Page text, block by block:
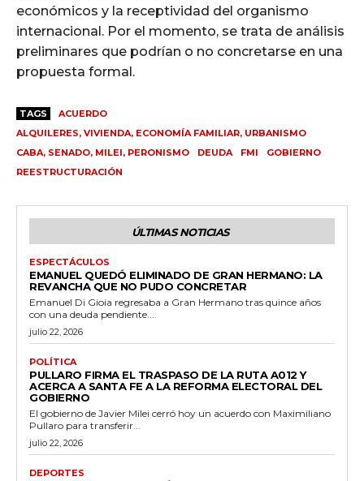
económicos y la receptividad del organismo
internacional. Por el momento, se trata de análisis
preliminares que podrían o no concretarse en una
propuesta formal.
TAGS
ACUERDO
ALQUILERES, VIVIENDA, ECONOMÍA FAMILIAR, URBANISMO
CABA, SENADO, MILEI, PERONISMO
DEUDA FMI
GOBIERNO
REESTRUCTURACIÓN
ÚLTIMAS NOTICIAS
ESPECTÁCULOS
EMANUEL QUEDÓ ELIMINADO DE GRAN HERMANO: LA
REVANCHA QUE NO PUDO CONCRETAR
Emanuel Di Gioia regresaba a Gran Hermano tras quince años
con una deuda pendiente....
julio 22, 2026
POLÍTICA
PULLARO FIRMA EL TRASPASO DE LA RUTA A012 Y
ACERCA A SANTA FE A LA REFORMA ELECTORAL DEL
GOBIERNO
El gobierno de Javier Milei cerró hoy un acuerdo con Maximiliano
Pullaro para transferir...
julio 22, 2026
DEPORTES